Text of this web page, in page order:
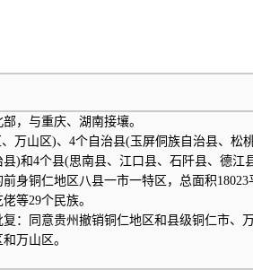
，与重庆、湖南接壤。
万山区)、4个自治县(玉屏侗族自治县、松
)和4个县(思南县、江口县、石阡县、德江
身铜仁地区八县一市一特区，总面积
等29个民族。
复：同意贵州撤销铜仁地区和县级铜仁市、
万山区。